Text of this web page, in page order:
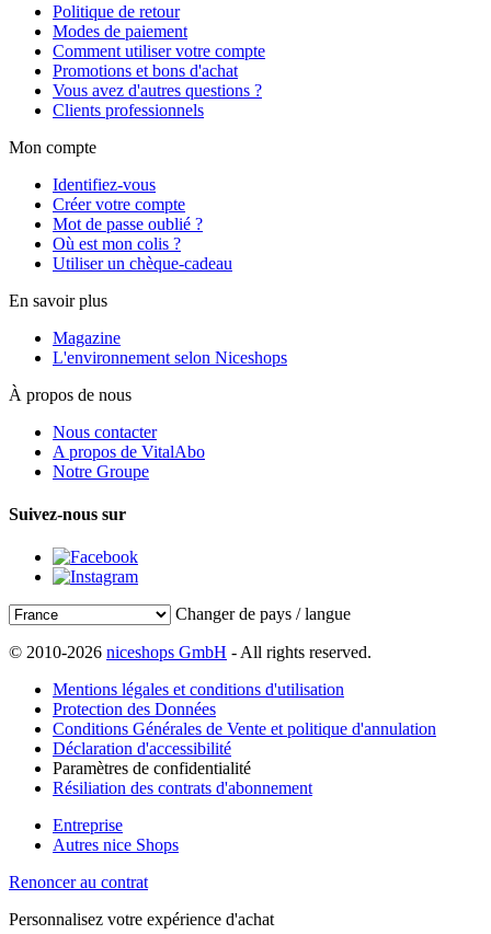
Politique de retour
Modes de paiement
Comment utiliser votre compte
Promotions et bons d'achat
Vous avez d'autres questions ?
Clients professionnels
Mon compte
Identifiez-vous
Créer votre compte
Mot de passe oublié ?
Où est mon colis ?
Utiliser un chèque-cadeau
En savoir plus
Magazine
L'environnement selon Niceshops
À propos de nous
Nous contacter
A propos de VitalAbo
Notre Groupe
Suivez-nous sur
Changer de pays / langue
© 2010-2026 niceshops GmbH - All rights reserved.
Mentions légales et conditions d'utilisation
Protection des Données
Conditions Générales de Vente et politique d'annulation
Déclaration d'accessibilité
Paramètres de confidentialité
Résiliation des contrats d'abonnement
Entreprise
Autres nice Shops
Renoncer au contrat
Personnalisez votre expérience d'achat